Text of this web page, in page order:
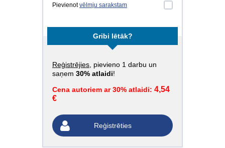
Pievienotvēlmju sarakstam
Gribi lētāk?
Reģistrējies , pievieno 1 darbu un
saņem 30% atlaidi!
Cena autoriem ar 30% atlaidi: 4,54
€
Reģistrēties